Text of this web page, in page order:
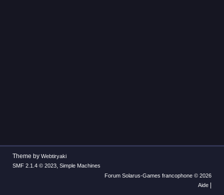
Theme by Webtiryaki
SMF 2.1.4 © 2023, Simple Machines
Forum Solarus-Games francophone © 2026
Aide